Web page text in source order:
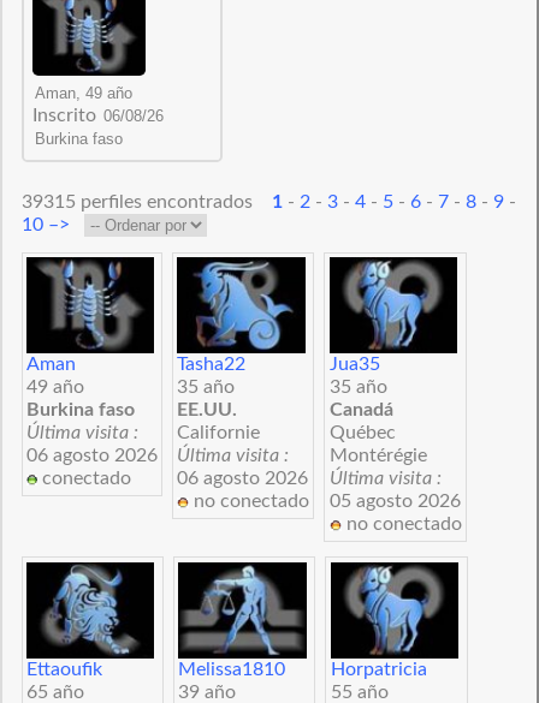
Inscrito
39315 perfiles encontrados 1- 2 - 3- 4- 5- 6- 7- 8- 9-
10–>
Aman
49 año
Burkina faso
Última visita :
06 agosto 2026
conectado
Tasha22
35 año
EE.UU.
Californie
Última visita :
06 agosto 2026
no conectado
Jua35
35 año
Canadá
Québec
Montérégie
Última visita :
05 agosto 2026
no conectado
Ettaoufik
65 año
Melissa1810
39 año
Horpatricia
55 año